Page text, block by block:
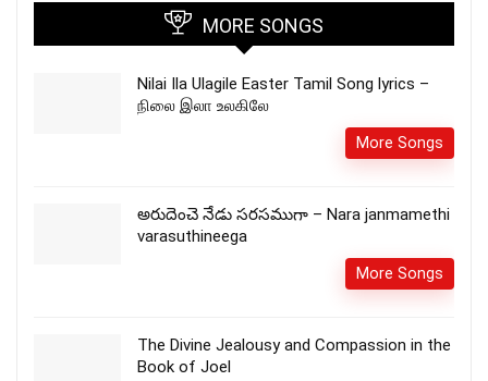
MORE SONGS
Nilai Ila Ulagile Easter Tamil Song lyrics –
நிலை இலா உலகிலே
More Songs
అరుదెంచె నేడు సరసముగా – Nara janmamethi
varasuthineega
More Songs
The Divine Jealousy and Compassion in the
Book of Joel